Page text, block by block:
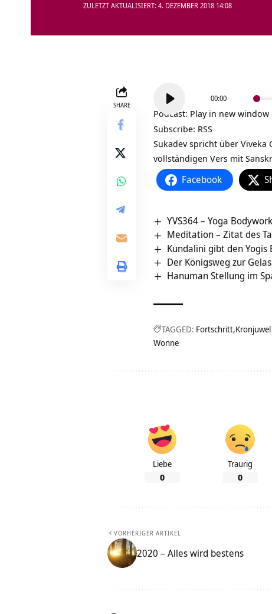
ZULETZT AKTUALISIERT: 4. DEZEMBER 2018 14:08
SHARE
Player
00:00
Podcast: Play in new window
Subscribe: RSS
Sukadev spricht über Viveka
vollständigen Vers mit
Facebook
YVS364 – Yoga
Meditation – Zitat des
Kundalini gibt den Yogis
Der Königsweg zur
Hanuman Stellung im
TAGGED: Fortschritt
Wonne
Liebe
0
Traurig
0
VORHERIGER ARTIKEL
2020 – Alles wird bestens